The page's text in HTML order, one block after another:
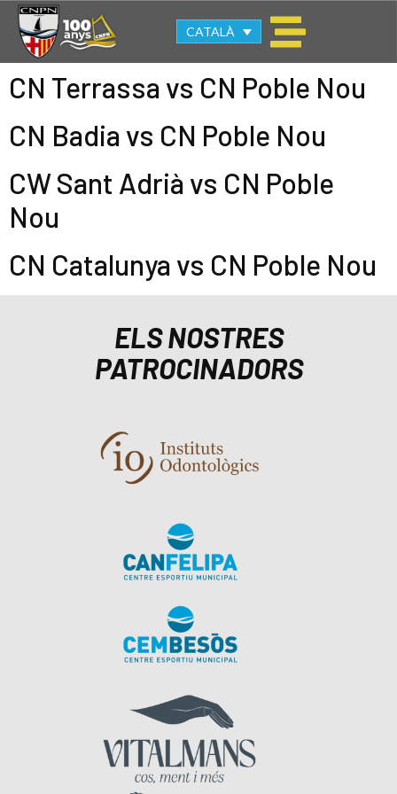
CATALÀ
CN Terrassa vs CN Poble Nou
CN Badia vs CN Poble Nou
CW Sant Adrià vs CN Poble
Nou
CN Catalunya vs CN Poble Nou
ELS NOSTRES
PATROCINADORS